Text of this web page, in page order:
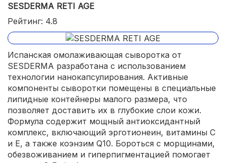
экономичный расход.
SESDERMA RETI AGE
Рейтинг: 4.8
Испанская омолаживающая сыворотка от
SESDERMA разработана с использованием
технологии нанокапсулирования. Активные
компоненты сыворотки помещены в специальные
липидные контейнеры малого размера, что
позволяет доставить их в глубокие слои кожи.
Формула содержит мощный антиоксидантный
комплекс, включающий эрготионеин, витамины С
и Е, а также коэнзим Q10. Бороться с морщинами,
обезвоживанием и гиперпигментацией помогает